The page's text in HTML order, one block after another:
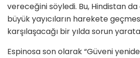
vereceğini söyledi. Bu, Hindistan
büyük yayıcıların harekete
karşılaşacağı bir yılda sorun
Espinosa son olarak “Güveni